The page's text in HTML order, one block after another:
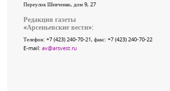
Переулок Шевченко, дом 9, 27
Редакция газеты
«Арсеньевские вести»:
Телефон: +7 (423) 240-70-21, факс: +7 (423) 240-70-22
E-mail: av@arsvest.ru